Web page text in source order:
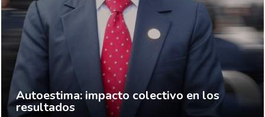
Autoestima: impacto colectivo en los
resultados